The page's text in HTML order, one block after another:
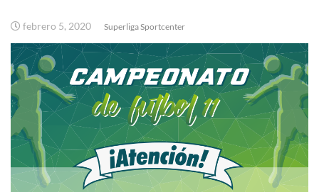
febrero 5, 2020 Superliga Sportcenter